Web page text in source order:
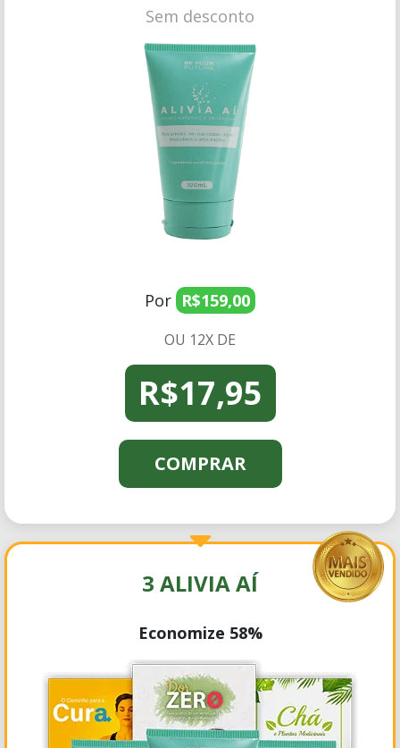
Sem desconto
Por R$159,00
OU 12X DE
R$17,95
COMPRAR
3 ALIVIA AÍ
Economize 58%